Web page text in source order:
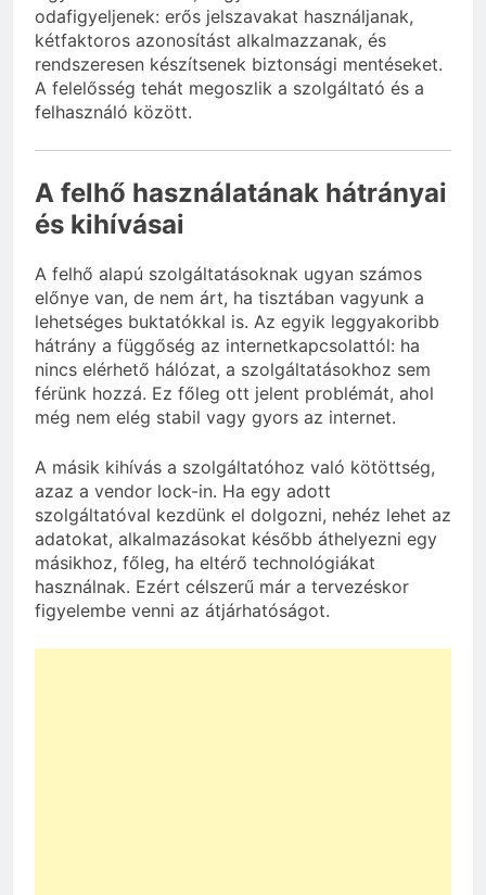
odafigyeljenek: erős jelszavakat használjanak,
kétfaktoros azonosítást alkalmazzanak, és
rendszeresen készítsenek biztonsági mentéseket.
A felelősség tehát megoszlik a szolgáltató és a
felhasználó között.
A felhő használatának hátrányai
és kihívásai
A felhő alapú szolgáltatásoknak ugyan számos
előnye van, de nem árt, ha tisztában vagyunk a
lehetséges buktatókkal is. Az egyik leggyakoribb
hátrány a függőség az internetkapcsolattól: ha
nincs elérhető hálózat, a szolgáltatásokhoz sem
férünk hozzá. Ez főleg ott jelent problémát, ahol
még nem elég stabil vagy gyors az internet.
A másik kihívás a szolgáltatóhoz való kötöttség,
azaz a vendor lock-in. Ha egy adott
szolgáltatóval kezdünk el dolgozni, nehéz lehet az
adatokat, alkalmazásokat később áthelyezni egy
másikhoz, főleg, ha eltérő technológiákat
használnak. Ezért célszerű már a tervezéskor
figyelembe venni az átjárhatóságot.